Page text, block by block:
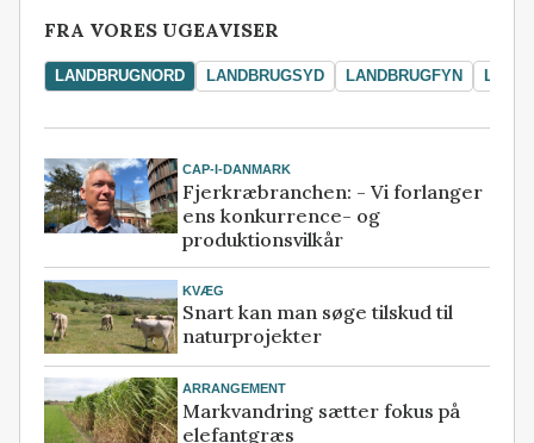
FRA VORES UGEAVISER
LANDBRUGNORD LANDBRUGSYD LANDBRUGFYN
CAP-I-DANMARK
Fjerkræbranchen: - Vi forlanger
ens konkurrence- og
produktionsvilkår
KVÆG
Snart kan man søge tilskud til
naturprojekter
ARRANGEMENT
Markvandring sætter fokus på
elefantgræs